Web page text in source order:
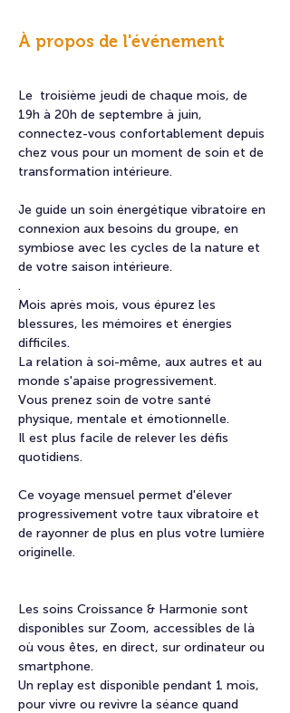
À propos de l'événement
​Le  troisième jeudi de chaque mois, de
19h à 20h de septembre à juin,
connectez-vous confortablement depuis
chez vous pour un moment de soin et de
transformation intérieure.
Je guide un soin énergétique vibratoire en
connexion aux besoins du groupe, en
symbiose avec les cycles de la nature et
de votre saison intérieure.
.
​Mois après mois, vous épurez les
blessures, les mémoires et énergies
difficiles.
La relation à soi-même, aux autres et au
monde s'apaise progressivement.
​Vous prenez soin de votre santé
physique, mentale et émotionnelle.
Il est plus facile de relever les défis
quotidiens.
​Ce voyage mensuel permet d'élever
progressivement votre taux vibratoire et
de rayonner de plus en plus votre lumière
originelle.
Les soins Croissance & Harmonie sont
disponibles sur Zoom, accessibles de là
où vous êtes, en direct, sur ordinateur ou
smartphone.
Un replay est disponible pendant 1 mois,
pour vivre ou revivre la séance quand